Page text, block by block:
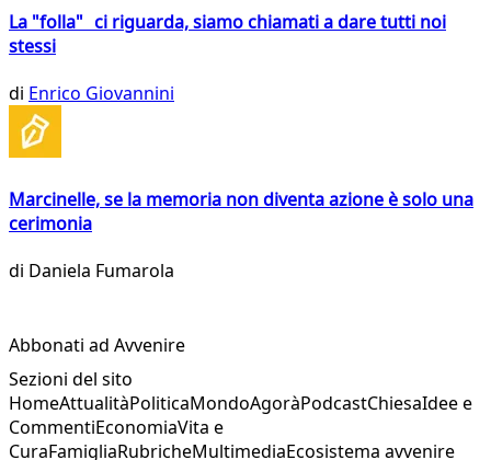
La "folla" ci riguarda, siamo chiamati a dare tutti noi
stessi
di Enrico Giovannini
Marcinelle, se la memoria non diventa azione è solo una
cerimonia
di Daniela Fumarola
Abbonati ad Avvenire
Sezioni del sito
HomeAttualitàPoliticaMondoAgoràPodcastChiesaIdee e
CommentiEconomiaVita e
CuraFamigliaRubricheMultimediaEcosistema avvenire